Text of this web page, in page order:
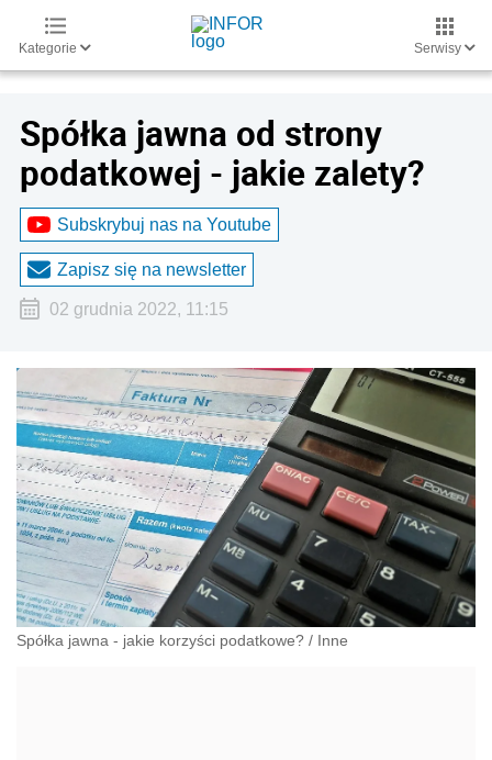
Kategorie Serwisy
Spółka jawna od strony
podatkowej - jakie zalety?
Subskrybuj nas na Youtube
Zapisz się na newsletter
02 grudnia 2022, 11:15
Spółka jawna - jakie korzyści podatkowe? / Inne